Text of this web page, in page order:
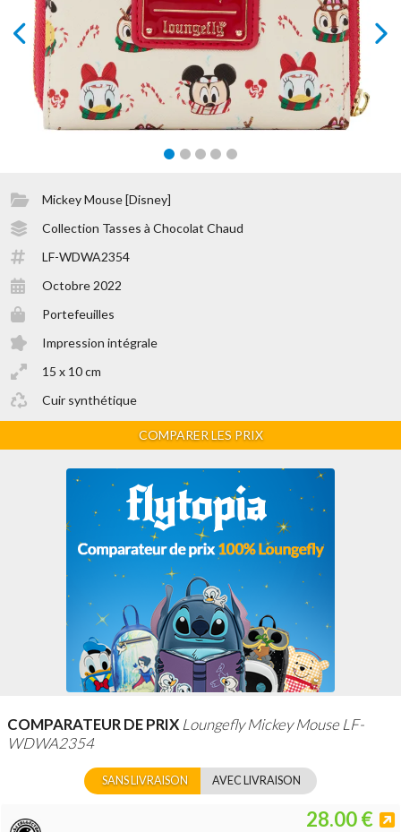
prev next
Mickey Mouse [Disney]
Collection Tasses à Chocolat Chaud
LF-WDWA2354
Octobre 2022
Portefeuilles
Impression intégrale
15 x 10 cm
Cuir synthétique
COMPARER LES PRIX
COMPARATEUR DE PRIX Loungefly Mickey Mouse LF-
WDWA2354
SANS LIVRAISON AVEC LIVRAISON
28.00 €